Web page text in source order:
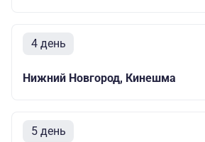
4 день
Нижний Новгород, Кинешма
5 день